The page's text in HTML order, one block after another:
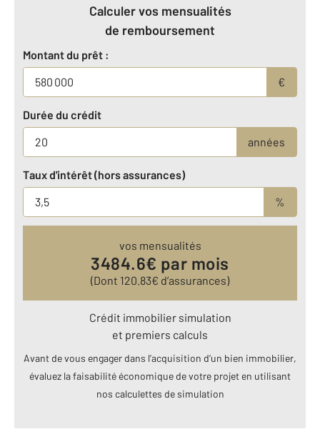
Calculer vos mensualités
de remboursement
Montant du prêt :
€
Durée du crédit
années
Taux d'intérêt (hors assurances)
%
vos mensualités
3484.6€ par mois
(Dont 120.83€ d’assurances)
Crédit immobilier simulation
et premiers calculs
Avant de vous engager dans l’acquisition d’un bien immobilier,
évaluez la faisabilité économique de votre projet en utilisant
nos calculettes de simulation